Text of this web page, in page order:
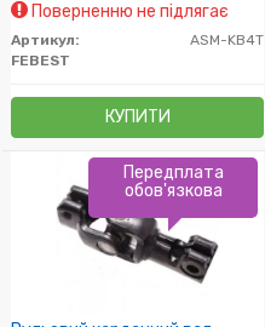
Поверненню не підлягає
Артикул:
ASM-KB4T
FEBEST
КУПИТИ
Передплата
обов'язкова